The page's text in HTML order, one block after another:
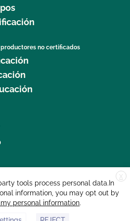
no certificados
X
tools process personal data.In
information, you may opt out by
personal information.